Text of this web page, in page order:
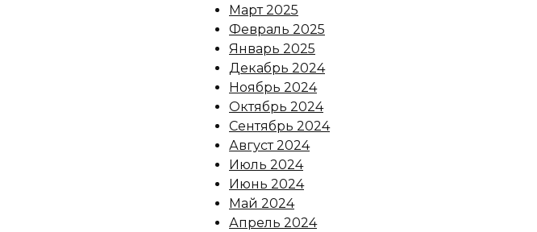
Март 2025
Февраль 2025
Январь 2025
Декабрь 2024
Ноябрь 2024
Октябрь 2024
Сентябрь 2024
Август 2024
Июль 2024
Июнь 2024
Май 2024
Апрель 2024